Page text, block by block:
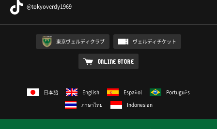
@tokyoverdy1969
東京ヴェルディクラブ ヴェルディチケット
ONLINE STORE
日本語 English Español
Português
ภาษาไทย
Indonesian